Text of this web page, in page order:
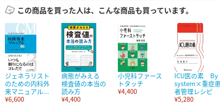
この商品を買った人は、こんな商品も買っています。
ジェネラリスト
のための内科外
来マニュアル...
¥6,600
病態がみえる
検査値の本当の
読み方
¥4,400
小児科ファース
トタッチ
¥4,400
ICU医の素 By
system×重症
者管理レシピ
¥5,280